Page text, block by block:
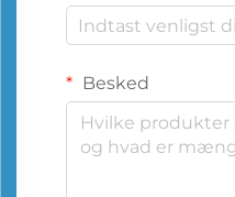
Besked